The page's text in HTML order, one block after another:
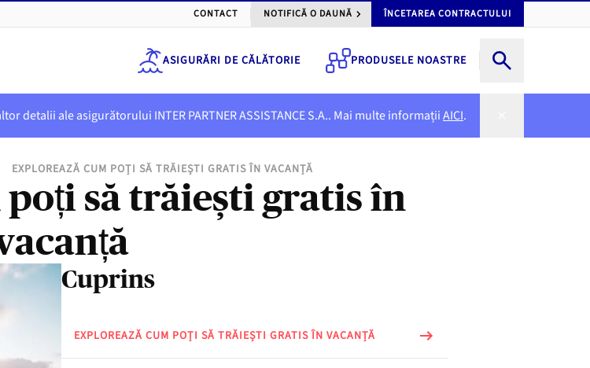
CONTACT NOTIFICĂ O DAUNĂ ÎNCETAREA CONTRACTULUI
ASIGURĂRI DE CĂLĂTORIE PRODUSELE NOASTRE
detalii ale asigurătorului INTER PARTNER ASSISTANCE S.A.. Mai multe informațiiAICI.
EXPLOREAZĂ CUM POȚI SĂ TRĂIEȘTI GRATIS ÎN VACANȚĂ
să trăiești gratis în
Cuprins
EXPLOREAZĂ CUM POȚI SĂ TRĂIEȘTI GRATIS ÎN VACANȚĂ